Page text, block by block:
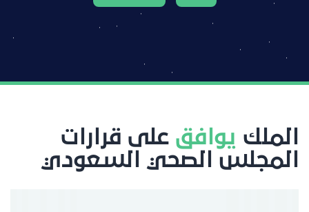
الملك يوافق على قرارات
المجلس الصحي السعودي